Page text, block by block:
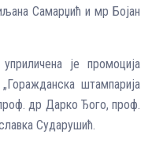
Самарџић и мр Бојан
је промоција
штампарија
др Дарко Ђого, проф.
Сударушић.